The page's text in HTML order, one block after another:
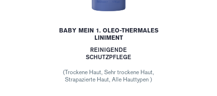
BABY MEIN 1. OLEO-THERMALES
LINIMENT
REINIGENDE
SCHUTZPFLEGE
(Trockene Haut, Sehr trockene Haut,
Strapazierte Haut, Alle Hauttypen )